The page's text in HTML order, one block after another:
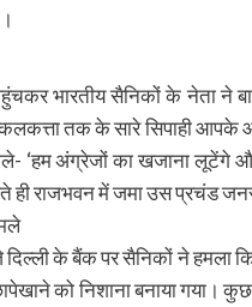
भारतीय सैनिकों के नेता ने
तक के सारे सिपाही आपके
‘हम अंग्रेजों का खजाना लूटेंगे
ही राजभवन में जमा उस प्रचंड
के बैंक पर सैनिकों ने हमला
को निशाना बनाया गया।